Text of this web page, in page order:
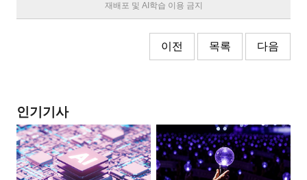
재배포 및 AI학습 이용 금지
이전 목록 다음
인기기사